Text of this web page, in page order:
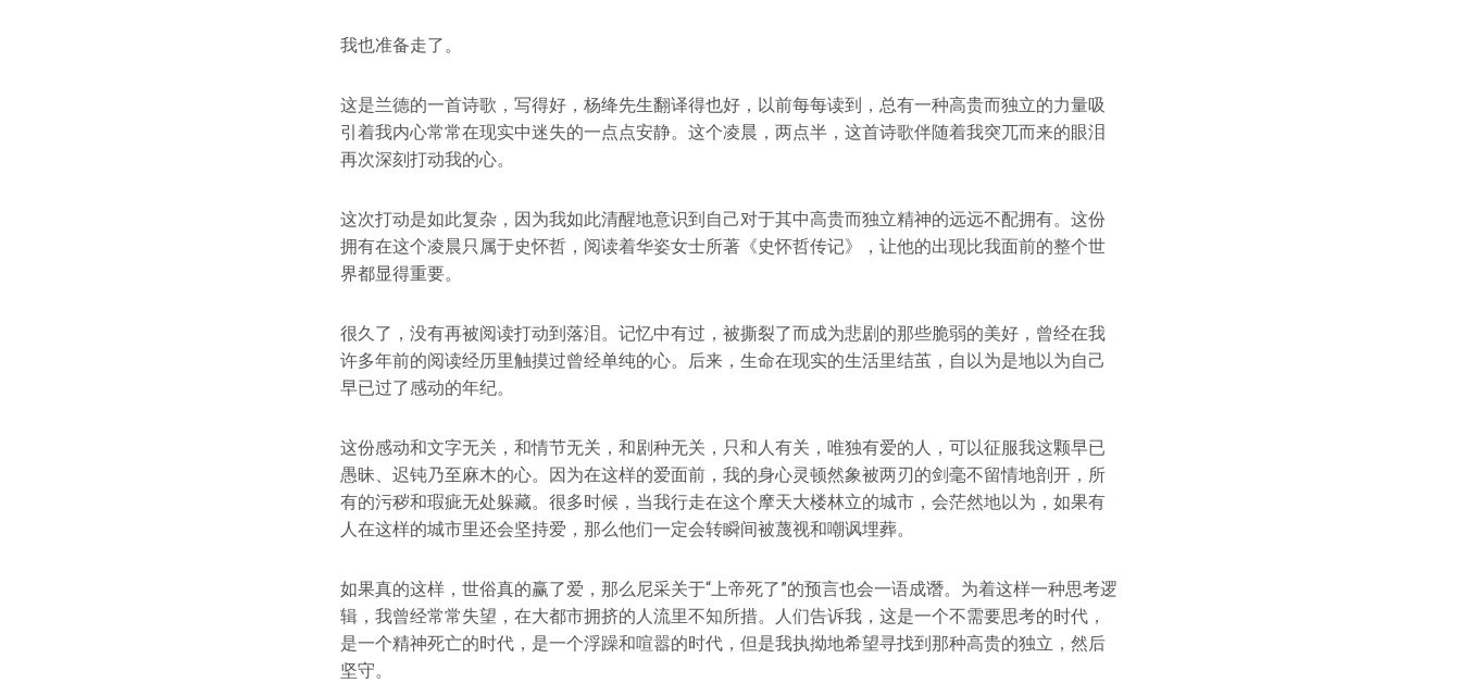
我也准备走了。
这是兰德的一首诗歌，写得好，杨绛先生翻译得也好，以前每每读到，总有一种高贵而独立的力量吸
引着我内心常常在现实中迷失的一点点安静。这个凌晨，两点半，这首诗歌伴随着我突兀而来的眼泪
再次深刻打动我的心。
这次打动是如此复杂，因为我如此清醒地意识到自己对于其中高贵而独立精神的远远不配拥有。这份
拥有在这个凌晨只属于史怀哲，阅读着华姿女士所著《史怀哲传记》，让他的出现比我面前的整个世
界都显得重要。
很久了，没有再被阅读打动到落泪。记忆中有过，被撕裂了而成为悲剧的那些脆弱的美好，曾经在我
许多年前的阅读经历里触摸过曾经单纯的心。后来，生命在现实的生活里结茧，自以为是地以为自己
早已过了感动的年纪。
这份感动和文字无关，和情节无关，和剧种无关，只和人有关，唯独有爱的人，可以征服我这颗早已
愚昧、迟钝乃至麻木的心。因为在这样的爱面前，我的身心灵顿然象被两刃的剑毫不留情地剖开，所
有的污秽和瑕疵无处躲藏。很多时候，当我行走在这个摩天大楼林立的城市，会茫然地以为，如果有
人在这样的城市里还会坚持爱，那么他们一定会转瞬间被蔑视和嘲讽埋葬。
如果真的这样，世俗真的赢了爱，那么尼采关于“上帝死了”的预言也会一语成谮。为着这样一种思考逻
辑，我曾经常常失望，在大都市拥挤的人流里不知所措。人们告诉我，这是一个不需要思考的时代，
是一个精神死亡的时代，是一个浮躁和喧嚣的时代，但是我执拗地希望寻找到那种高贵的独立，然后
坚守。